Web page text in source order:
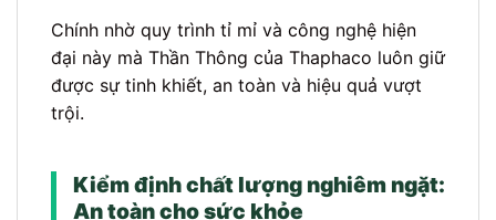
Chính nhờ quy trình tỉ mỉ và công nghệ hiện
đại này mà Thần Thông của Thaphaco luôn giữ
được sự tinh khiết, an toàn và hiệu quả vượt
trội.
Kiểm định chất lượng nghiêm ngặt:
An toàn cho sức khỏe